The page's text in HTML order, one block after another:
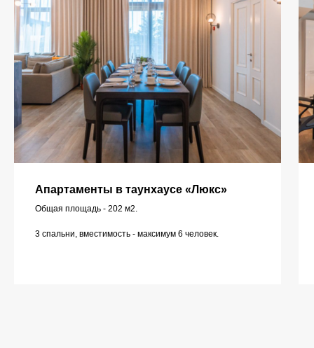
Апартаменты в таунхаусе «Люкс»
Общая площадь - 202 м2.
3 спальни, вместимость - максимум 6 человек.